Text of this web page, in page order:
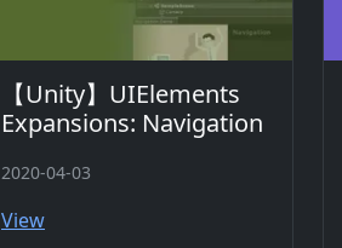
【Unity】UIElements
Expansions: Navigation
2020-04-03
View